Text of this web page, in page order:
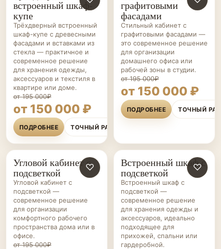
КУПЕ НА ЗАКАЗ
встроенный шкаф-
купе
Трёхдверный встроенный
шкаф-купе с древесными
фасадами и вставками из
стекла — практичное и
современное решение
для хранения одежды,
аксессуаров и текстиля в
квартире или доме.
от 195 000₽
от 150 000 ₽
ПОДРОБНЕЕ ТОЧНЫЙ РАСЧЁТ
КАБИНЕТА НА ЗАКАЗ
графитовыми
фасадами
Стильный кабинет с
графитовыми фасадами —
это современное решение
для организации
домашнего офиса или
рабочей зоны в студии.
от 195 000₽
от 150 000 ₽
ПОДРОБНЕЕ ТОЧНЫЙ
МЕБЕЛЬ ДЛЯ
КАБИНЕТА НА ЗАКАЗ
♡
Угловой кабинет с
подсветкой
Угловой кабинет с
подсветкой —
современное решение
для организации
комфортного рабочего
пространства дома или в
офисе.
от 195 000₽
ШКАФЫ НА ЗАКАЗ ♡
Встроенный шкаф с
подсветкой
Встроенный шкаф с
подсветкой —
современное решение
для хранения одежды и
аксессуаров, идеально
подходящее для
прихожей, спальни или
гардеробной.